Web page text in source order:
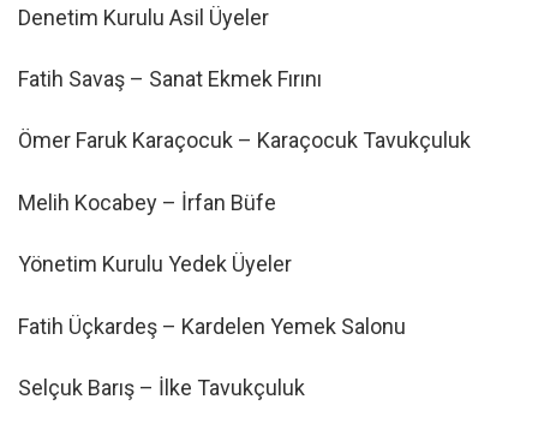
Denetim Kurulu Asil Üyeler
Fatih Savaş – Sanat Ekmek Fırını
Ömer Faruk Karaçocuk – Karaçocuk Tavukçuluk
Melih Kocabey – İrfan Büfe
Yönetim Kurulu Yedek Üyeler
Fatih Üçkardeş – Kardelen Yemek Salonu
Selçuk Barış – İlke Tavukçuluk